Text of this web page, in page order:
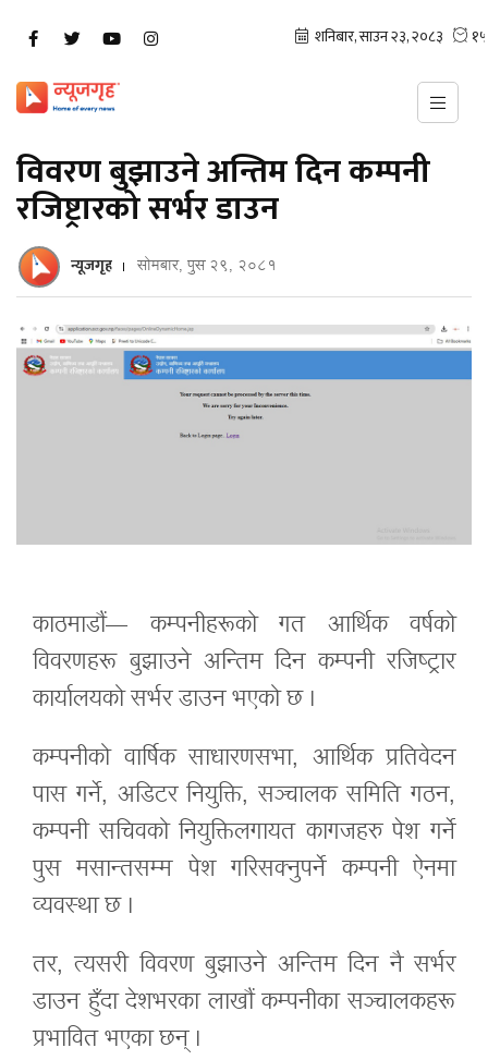
विवरण बुझाउने अन्तिम दिन कम्पनी
रजिष्ट्रारको सर्भर डाउन
न्यूजगृह सोमबार, पुस २९, २०८१
काठमाडौं— कम्पनीहरूको गत आर्थिक वर्षको
विवरणहरू बुझाउने अन्तिम दिन कम्पनी रजिष्ट्रार
कार्यालयको सर्भर डाउन भएको छ ।
कम्पनीको वार्षिक साधारणसभा, आर्थिक प्रतिवेदन
पास गर्ने, अडिटर नियुक्ति, सञ्चालक समिति गठन,
कम्पनी सचिवको नियुक्तिलगायत कागजहरु पेश गर्ने
पुस मसान्तसम्म पेश गरिसक्नुपर्ने कम्पनी ऐनमा
व्यवस्था छ ।
तर, त्यसरी विवरण बुझाउने अन्तिम दिन नै सर्भर
डाउन हुँदा देशभरका लाखौं कम्पनीका सञ्चालकहरू
प्रभावित भएका छन् ।